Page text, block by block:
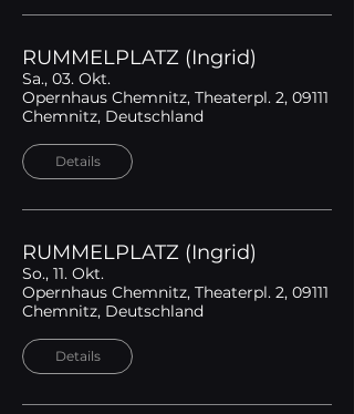
RUMMELPLATZ (Ingrid)
Sa., 03. Okt.
Opernhaus Chemnitz, Theaterpl. 2, 09111
Chemnitz, Deutschland
Details
RUMMELPLATZ (Ingrid)
So., 11. Okt.
Opernhaus Chemnitz, Theaterpl. 2, 09111
Chemnitz, Deutschland
Details